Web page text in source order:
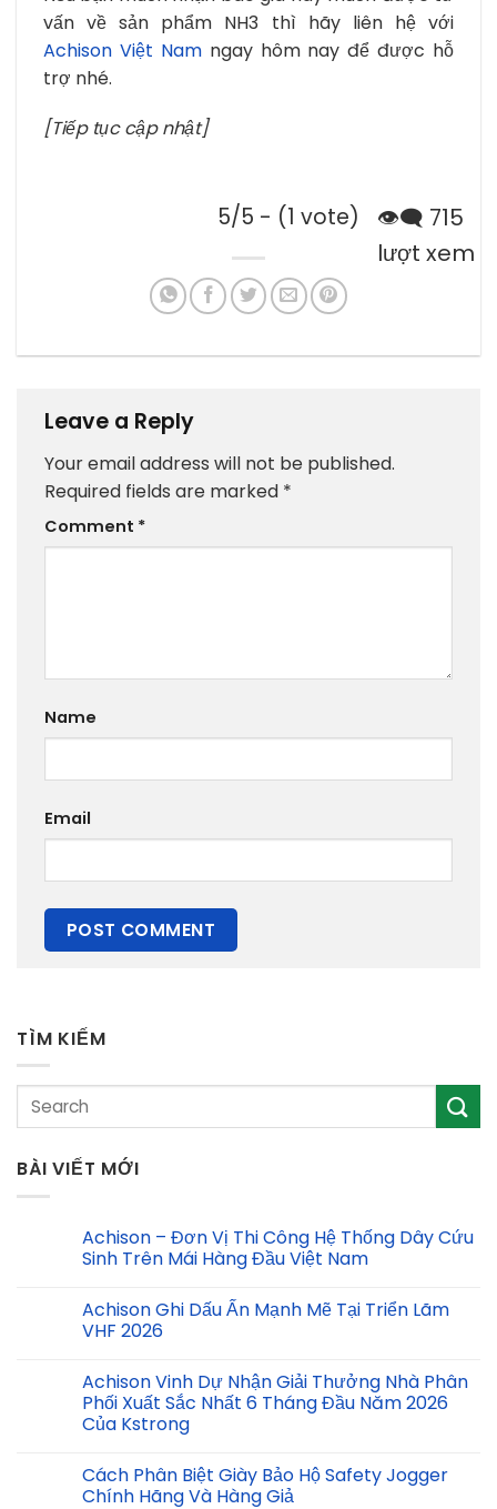
vấn về sản phẩm NH3 thì hãy liên hệ với
Achison Việt Namngay hôm nay để được hỗ
trợ nhé.
[Tiếp tục cập nhật]
5/5 - (1 vote)
👁️‍🗨️ 715
lượt xem
Leave a Reply
Your email address will not be published.
Required fields are marked *
Comment *
Name
Email
TÌM KIẾM
BÀI VIẾT MỚI
Achison – Đơn Vị Thi Công Hệ Thống Dây Cứu
Sinh Trên Mái Hàng Đầu Việt Nam
Achison Ghi Dấu Ấn Mạnh Mẽ Tại Triển Lãm
VHF 2026
Achison Vinh Dự Nhận Giải Thưởng Nhà Phân
Phối Xuất Sắc Nhất 6 Tháng Đầu Năm 2026
Của Kstrong
Cách Phân Biệt Giày Bảo Hộ Safety Jogger
Chính Hãng Và Hàng Giả